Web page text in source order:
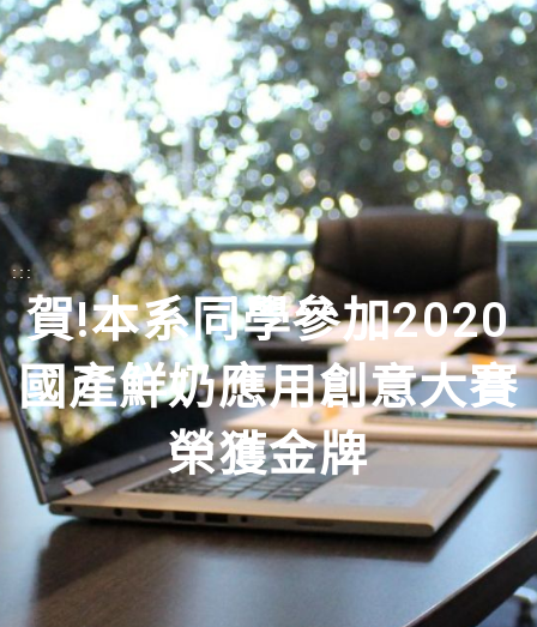
:::
賀!本系同學參加2020
國產鮮奶應用創意大賽
榮獲金牌